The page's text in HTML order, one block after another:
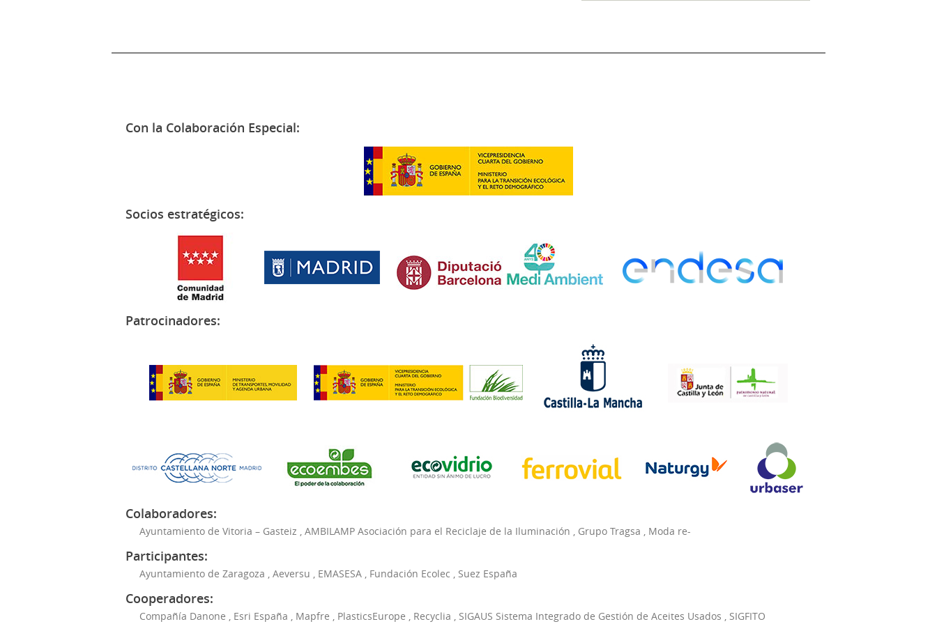
Con la Colaboración Especial:
Socios estratégicos:
Patrocinadores:
Colaboradores:
Ayuntamiento de Vitoria – Gasteiz AMBILAMP Asociación para el Reciclaje de la Iluminación Grupo Tragsa Moda re-
Participantes:
Ayuntamiento de Zaragoza Aeversu EMASESA Fundación Ecolec Suez España
Cooperadores:
Compañía Danone Esri España Mapfre PlasticsEurope Recyclia SIGAUS Sistema Integrado de Gestión de Aceites Usados
SIGFITO